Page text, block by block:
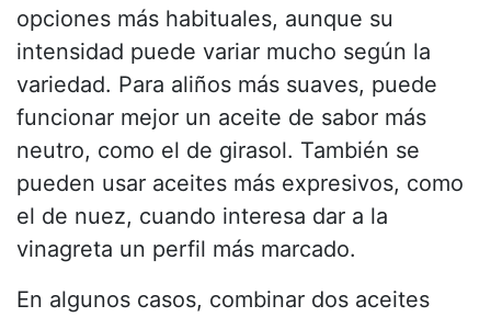
opciones más habituales, aunque su
intensidad puede variar mucho según la
variedad. Para aliños más suaves, puede
funcionar mejor un aceite de sabor más
neutro, como el de girasol. También se
pueden usar aceites más expresivos, como
el de nuez, cuando interesa dar a la
vinagreta un perfil más marcado.
En algunos casos, combinar dos aceites